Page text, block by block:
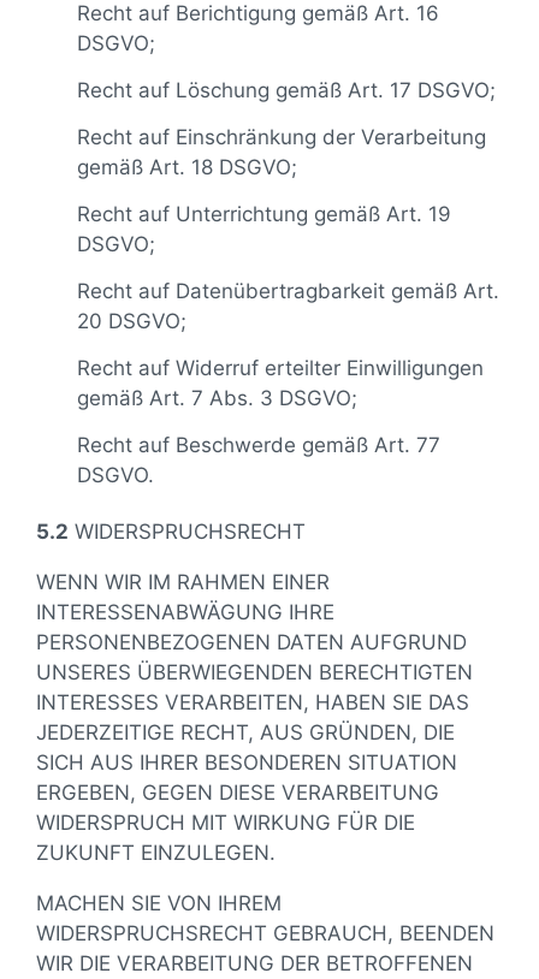
Recht auf Berichtigung gemäß Art. 16
DSGVO;
Recht auf Löschung gemäß Art. 17 DSGVO;
Recht auf Einschränkung der Verarbeitung
gemäß Art. 18 DSGVO;
Recht auf Unterrichtung gemäß Art. 19
DSGVO;
Recht auf Datenübertragbarkeit gemäß Art.
20 DSGVO;
Recht auf Widerruf erteilter Einwilligungen
gemäß Art. 7 Abs. 3 DSGVO;
Recht auf Beschwerde gemäß Art. 77
DSGVO.
5.2 WIDERSPRUCHSRECHT
WENN WIR IM RAHMEN EINER
INTERESSENABWÄGUNG IHRE
PERSONENBEZOGENEN DATEN AUFGRUND
UNSERES ÜBERWIEGENDEN BERECHTIGTEN
INTERESSES VERARBEITEN, HABEN SIE DAS
JEDERZEITIGE RECHT, AUS GRÜNDEN, DIE
SICH AUS IHRER BESONDEREN SITUATION
ERGEBEN, GEGEN DIESE VERARBEITUNG
WIDERSPRUCH MIT WIRKUNG FÜR DIE
ZUKUNFT EINZULEGEN.
MACHEN SIE VON IHREM
WIDERSPRUCHSRECHT GEBRAUCH, BEENDEN
WIR DIE VERARBEITUNG DER BETROFFENEN